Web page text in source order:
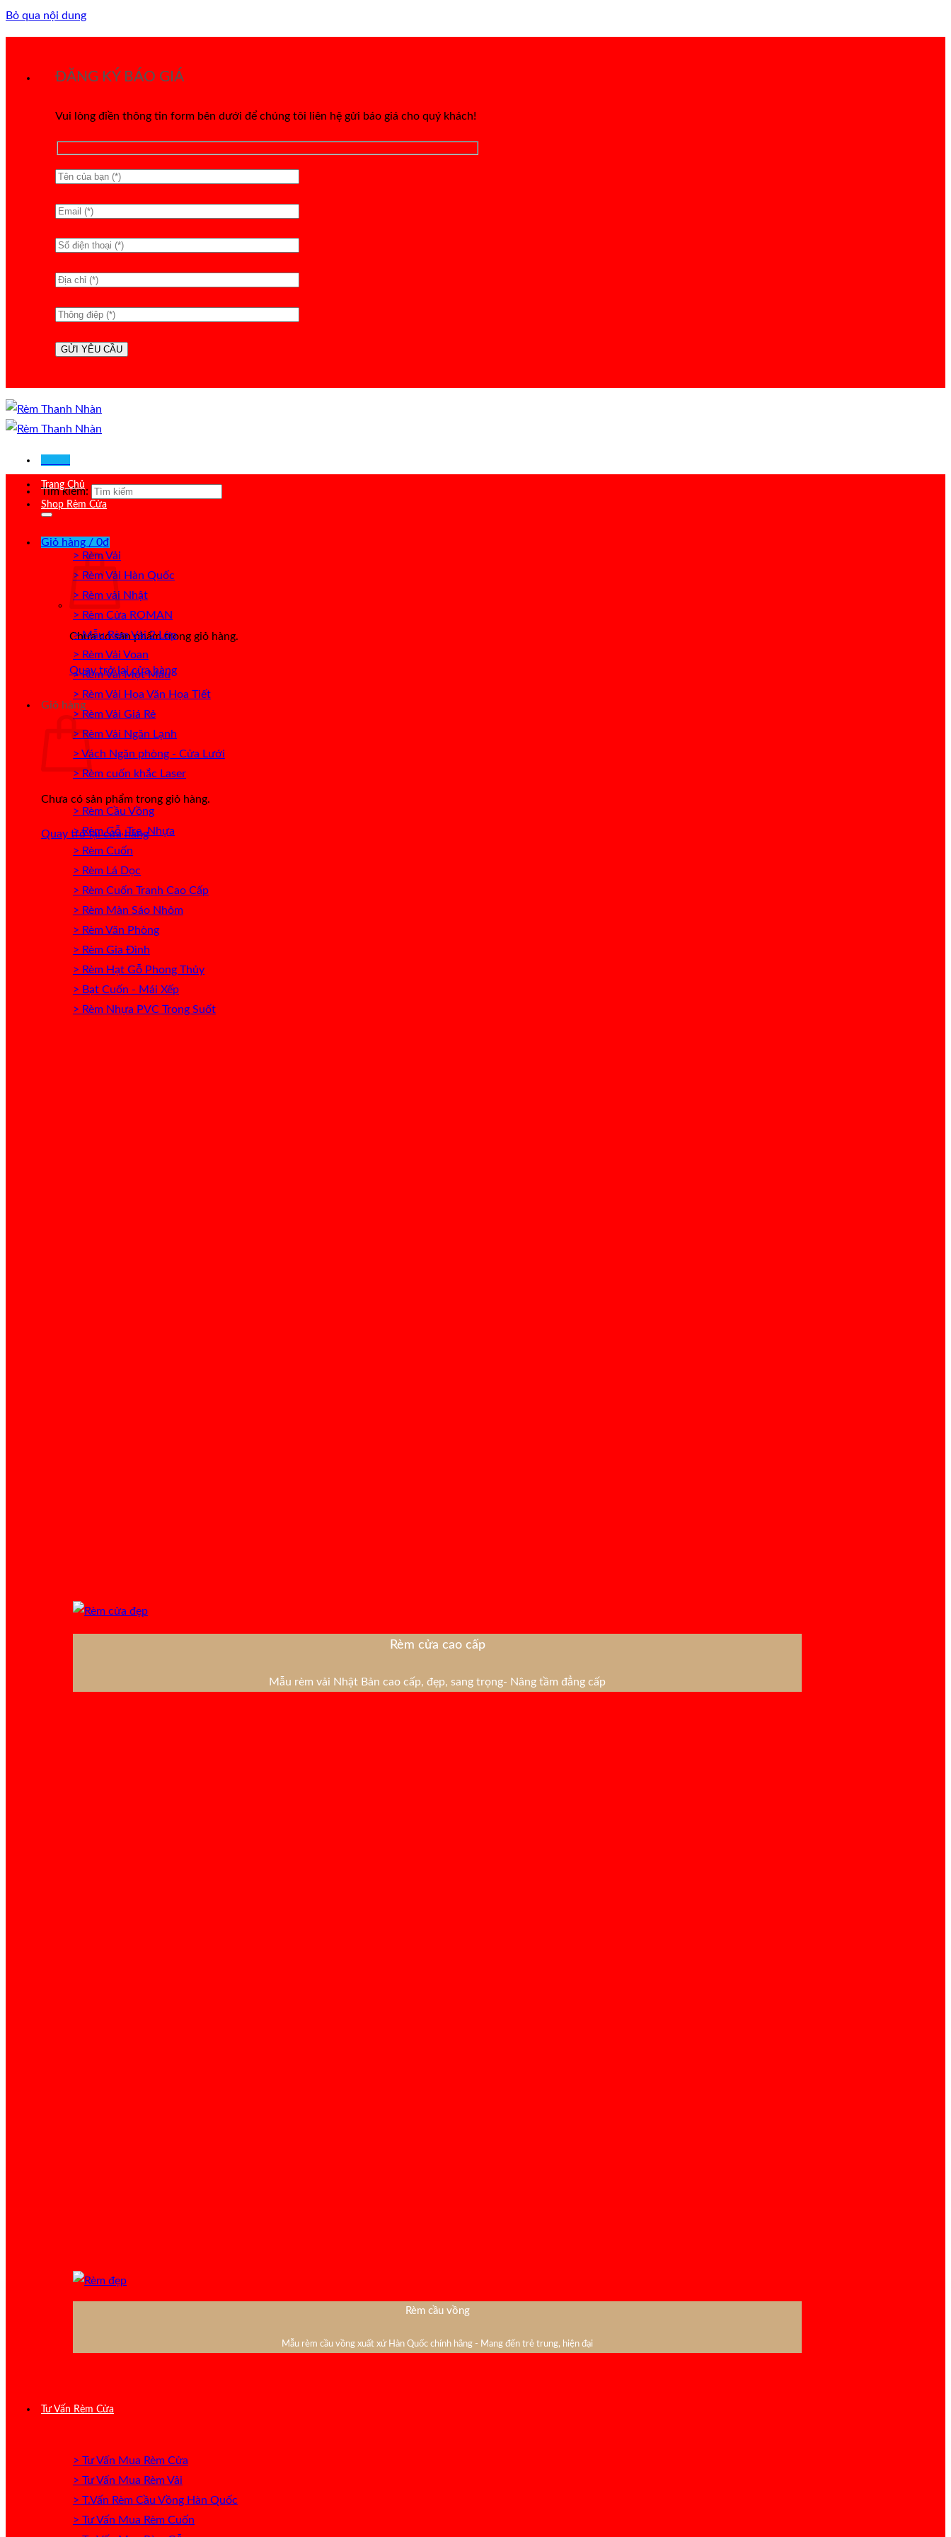
Bỏ qua nội dung
ĐĂNG KÝ BÁO GIÁ
Vui lòng điền thông tin form bên dưới để chúng tôi liên hệ gửi báo giá cho quý khách!
Tìm kiếm:
Giỏ hàng / 0₫
Chưa có sản phẩm trong giỏ hàng.
Quay trở lại cửa hàng
Giỏ hàng
Chưa có sản phẩm trong giỏ hàng.
Quay trở lại cửa hàng
Trang Chủ
Shop Rèm Cửa
> Rèm Vải
> Rèm Vải Hàn Quốc
> Rèm vải Nhật
> Rèm Cửa ROMAN
> Mẫu Rèm Vải 2 Lớp
> Rèm Vải Voan
> Rèm Vải Một Màu
> Rèm Vải Hoa Văn Họa Tiết
> Rèm Vải Giá Rẻ
> Rèm Vải Ngăn Lạnh
> Vách Ngăn phòng - Cửa Lưới
> Rèm cuốn khắc Laser
> Rèm Cầu Vồng
> Rèm Gỗ, Tre, Nhựa
> Rèm Cuốn
> Rèm Lá Dọc
> Rèm Cuốn Tranh Cao Cấp
> Rèm Màn Sáo Nhôm
> Rèm Văn Phòng
> Rèm Gia Đình
> Rèm Hạt Gỗ Phong Thủy
> Bạt Cuốn - Mái Xếp
> Rèm Nhựa PVC Trong Suốt
Rèm cửa cao cấp
Mẫu rèm vải Nhật Bản cao cấp, đẹp, sang trọng- Nâng tầm đẳng cấp
Rèm cầu vồng
Mẫu rèm cầu vồng xuất xứ Hàn Quốc chính hãng - Mang đến trẻ trung, hiện đại
Tư Vấn Rèm Cửa
> Tư Vấn Mua Rèm Cửa
> Tư Vấn Mua Rèm Vải
> T.Vấn Rèm Cầu Vồng Hàn Quốc
> Tư Vấn Mua Rèm Cuốn